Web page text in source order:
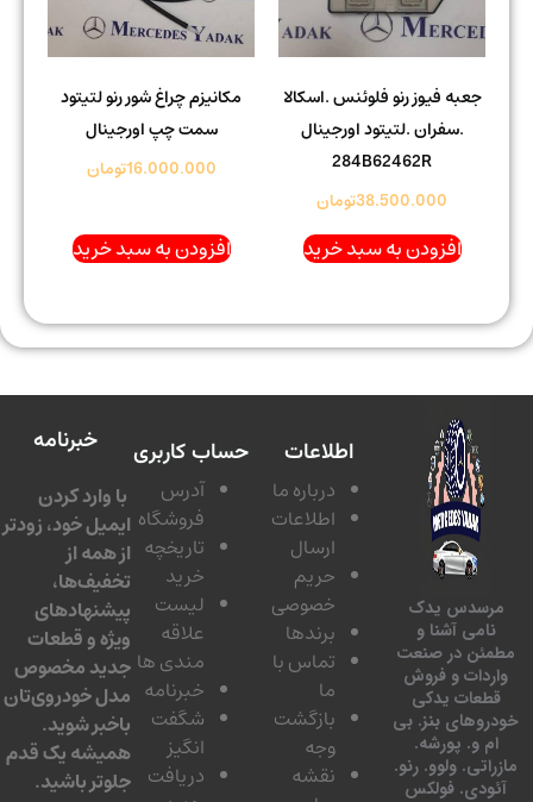
جعبه فیوز رنو فلوئنس .اسکالا
.سفران .لتیتود اورجینال
284B62462R
38.500.000تومان
افزودن به سبد خرید
مکانیزم چراغ شور رنو لتیتود
سمت چپ اورجینال
16.000.000تومان
افزودن به سبد خرید
یدک
آشنا و
در صنعت
و فروش
یدکی
بنز. بی
و. پورشه.
ولوو. رنو.
فولکس
اطلاعات
درباره ما
اطلاعات
ارسال
حریم
خصوصی
برندها
تماس با
بازگشت
نقشه
حساب کاربری
آدرس
فروشگاه
تاریخچه
لیست
مندی ها
خبرنامه
شگفت
دریافت
خبرنامه
با وارد کردن
ایمیل خود، زودتر
از همه از
تخفیف‌ها،
پیشنهادهای
ویژه و قطعات
جدید مخصوص
مدل خودروی‌تان
باخبر شوید.
همیشه یک قدم
جلوتر باشید.